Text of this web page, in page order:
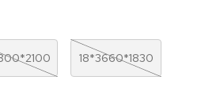
18*3660*1830